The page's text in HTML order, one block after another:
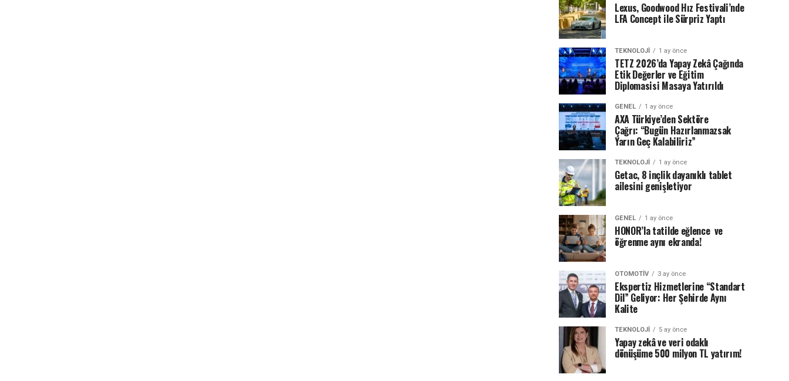
Lexus, Goodwood Hız Festivali’nde
LFA Concept ile Sürpriz Yaptı
TEKNOLOJI 1 ay önce
TETZ 2026’da Yapay Zekâ Çağında
Etik Değerler ve Eğitim
Diplomasisi Masaya Yatırıldı
GENEL 1 ay önce
AXA Türkiye’den Sektöre
Çağrı: “Bugün Hazırlanmazsak
Yarın Geç Kalabiliriz”
TEKNOLOJI 1 ay önce
Getac, 8 inçlik dayanıklı tablet
ailesini genişletiyor
GENEL 1 ay önce
HONOR’la tatilde eğlence ve
öğrenme aynı ekranda!
OTOMOTIV 3 ay önce
Ekspertiz Hizmetlerine “Standart
Dil” Geliyor: Her Şehirde Aynı
Kalite
TEKNOLOJI 5 ay önce
Yapay zekâ ve veri odaklı
dönüşüme 500 milyon TL yatırım!